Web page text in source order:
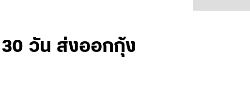
30 วัน ส่งออกกุ้ง